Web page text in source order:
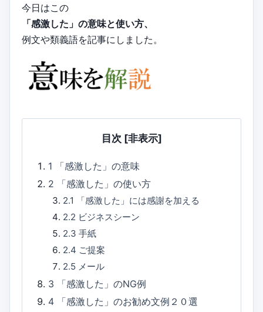
今日はこの
「感激した」の意味と使い方、
例文や類義語を記事にしました。
目次 [非表示]
1
「感激した」の意味
2
「感激した」の使い方
2.1
「感激した」には感謝を加える
2.2 ビジネスシーン
2.3 手紙
2.4 ご提案
2.5 メール
3
「感激した」のNG例
4
「感激した」のお勧め文例２０選